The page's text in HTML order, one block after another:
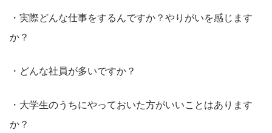
・実際どんな仕事をするんですか？やりがいを感じます
か？
・どんな社員が多いですか？
・大学生のうちにやっておいた方がいいことはあります
か？